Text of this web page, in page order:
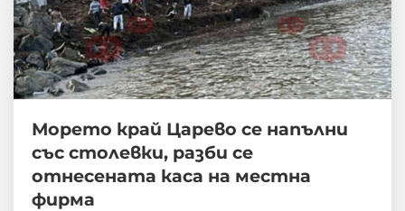
Морето край Царево се напълни
със столевки, разби се
отнесената каса на местна
фирма